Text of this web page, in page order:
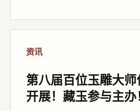
资讯
第八届百位玉雕大
开展！藏玉参与主办